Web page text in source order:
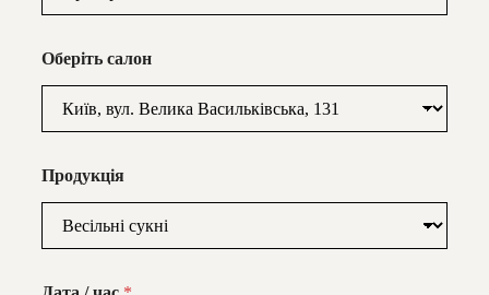
Оберіть салон
Продукція